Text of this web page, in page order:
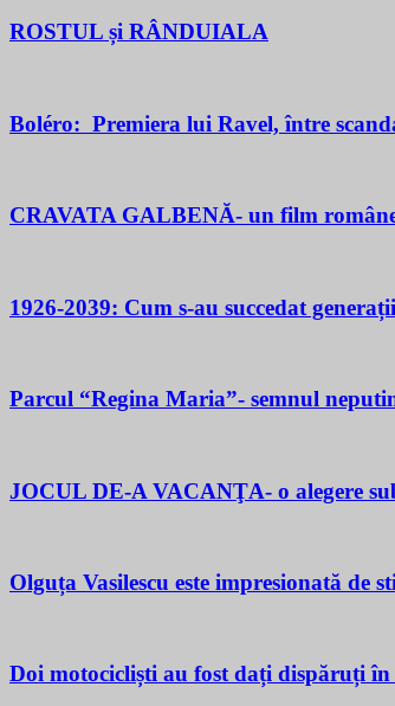
ROSTUL și RÂNDUIALA
Boléro: Premiera lui Ravel, între
CRAVATA GALBENĂ- un film
1926-2039: Cum s-au succedat
Parcul “Regina Maria”- semnul
JOCUL DE-A VACANŢA- o alegere
Olguța Vasilescu este impresionată
Doi motocicliști au fost dați dispăruți